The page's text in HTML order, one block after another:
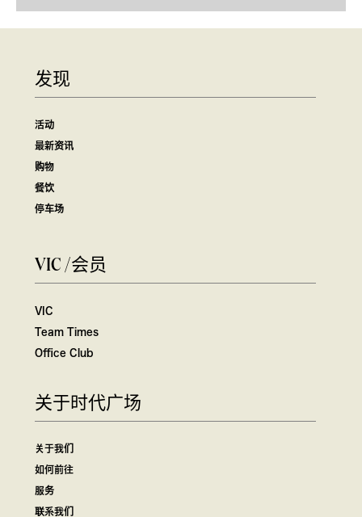
发现
活动
最新资讯
购物
餐饮
停车场
VIC /会员
VIC
Team Times
Office Club
关于时代广场
关于我们
如何前往
服务
联系我们